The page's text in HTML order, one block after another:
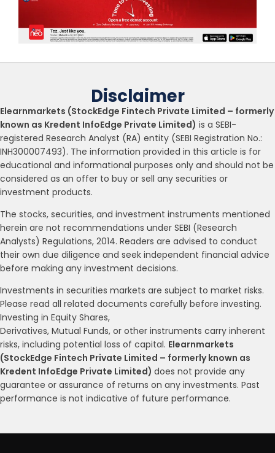
Disclaimer
Elearnmarkets (StockEdge Fintech Private Limited – formerly
known as Kredent InfoEdge Private Limited) is a SEBI-
registered Research Analyst (RA) entity (SEBI Registration No.:
INH300007493). The information provided in this article is for
educational and informational purposes only and should not be
considered as an offer to buy or sell any securities or
investment products.
The stocks, securities, and investment instruments mentioned
herein are not recommendations under SEBI (Research
Analysts) Regulations, 2014. Readers are advised to conduct
their own due diligence and seek independent financial advice
before making any investment decisions.
Investments in securities markets are subject to market risks.
Please read all related documents carefully before investing.
Investing in Equity Shares,
Derivatives, Mutual Funds, or other instruments carry inherent
risks, including potential loss of capital. Elearnmarkets
(StockEdge Fintech Private Limited – formerly known as
Kredent InfoEdge Private Limited) does not provide any
guarantee or assurance of returns on any investments. Past
performance is not indicative of future performance.